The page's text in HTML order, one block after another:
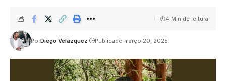
PorDiego Velázquez Publicado março 20, 2025
4 Min de leitura